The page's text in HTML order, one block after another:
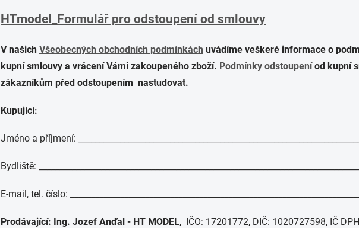
HTmodel_Formulář pro odstoupení od smlouvy
V našich Všeobecných obchodních podmínkách uvádíme veškeré informace o
kupní smlouvy a vrácení Vámi zakoupeného zboží. Podmínky odstoupeníod kupní
zákazníkům před odstoupením nastudovat.
Kupující:
Jméno a příjmení:
Bydliště:
E-mail, tel. číslo:
Prodávající: Ing. Jozef Anďal - HT MODEL, IČO: 17201772, DIČ: 1020727598, IČ